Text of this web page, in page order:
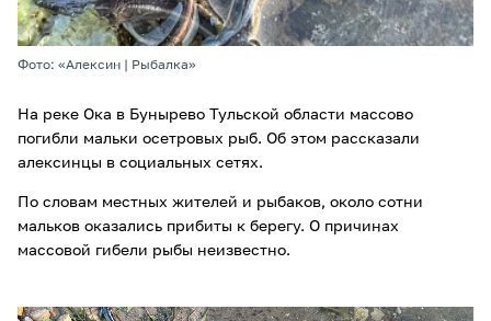
Фото: «Алексин | Рыбалка»
На реке Ока в Бунырево Тульской области массово
погибли мальки осетровых рыб. Об этом рассказали
алексинцы в социальных сетях.
По словам местных жителей и рыбаков, около сотни
мальков оказались прибиты к берегу. О причинах
массовой гибели рыбы неизвестно.